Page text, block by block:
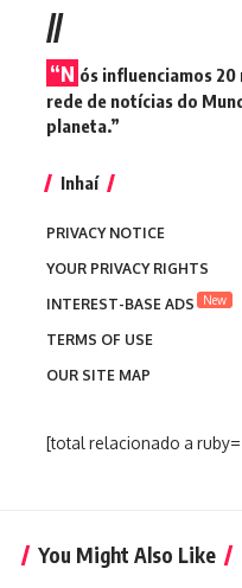
//
“N ós influenciamos 20
rede de notícias do
planeta.”
Inhaí
PRIVACY NOTICE
YOUR PRIVACY RIGHTS
INTEREST-BASE ADS
New
TERMS OF USE
OUR SITE MAP
[total relacionado a
You Might Also Like